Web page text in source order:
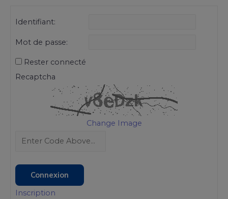
Identifiant:
Mot de passe:
Rester connecté
Recaptcha
Change Image
Connexion
Inscription